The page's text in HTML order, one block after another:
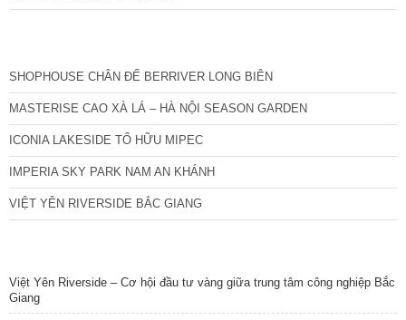
SHOPHOUSE CHÂN ĐẾ BERRIVER LONG BIÊN
MASTERISE CAO XÀ LÁ – HÀ NỘI SEASON GARDEN
ICONIA LAKESIDE TỐ HỮU MIPEC
IMPERIA SKY PARK NAM AN KHÁNH
VIỆT YÊN RIVERSIDE BẮC GIANG
Việt Yên Riverside – Cơ hội đầu tư vàng giữa trung tâm công nghiệp Bắc
Giang